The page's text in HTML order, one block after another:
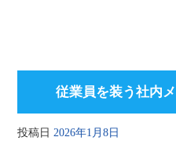
従業員を装う社内
投稿日 2026年1月8日